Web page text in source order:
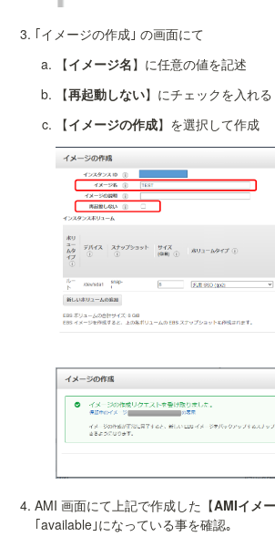
｢イメージの作成｣ の画面にて
【イメージ名】に任意の値を記述
【再起動しない】にチェックを入れる
【イメージの作成】を選択して作成
AMI 画面にて上記で作成した【AMIイメ
｢available｣になっている事を確認｡